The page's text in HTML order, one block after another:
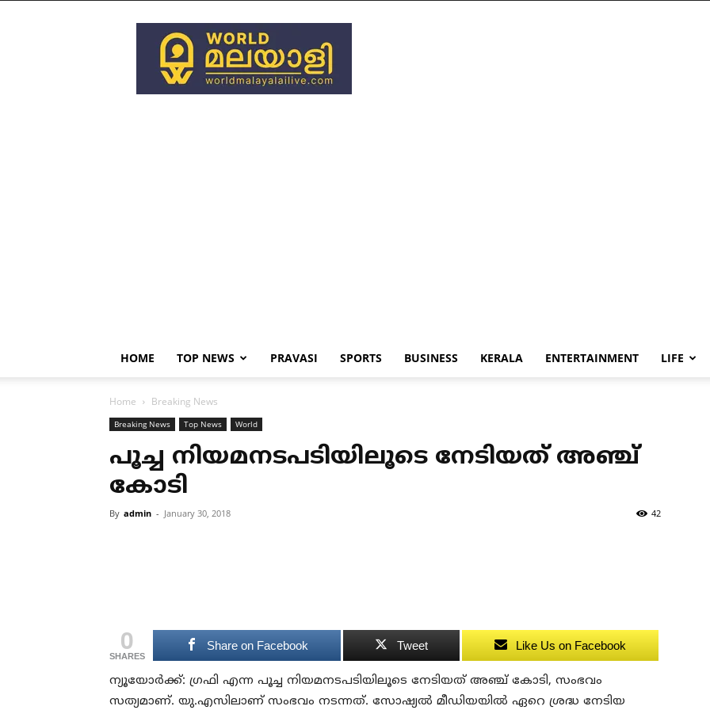
World
Malayali
Live
HOME TOP NEWS PRAVASI SPORTS BUSINESS KERALA ENTERTAINMENT LIFE
Home Breaking News
Breaking News Top News World
പൂച്ച നിയമനടപടിയിലൂടെ നേടിയത് അഞ്ച്
കോടി
By admin - January 30, 2018 42
0
SHARES
Share on Facebook Tweet Like Us on Facebook
ന്യൂയോര്‍ക്ക്: ഗ്രഫി എന്ന പൂച്ച നിയമനടപടിയിലൂടെ നേടിയത് അഞ്ച് കോടി, സംഭവം
സത്യമാണ്. യു.എസിലാണ് സംഭവം നടന്നത്. സോഷ്യല്‍ മീഡിയയില്‍ ഏറെ ശ്രദ്ധ നേടിയ